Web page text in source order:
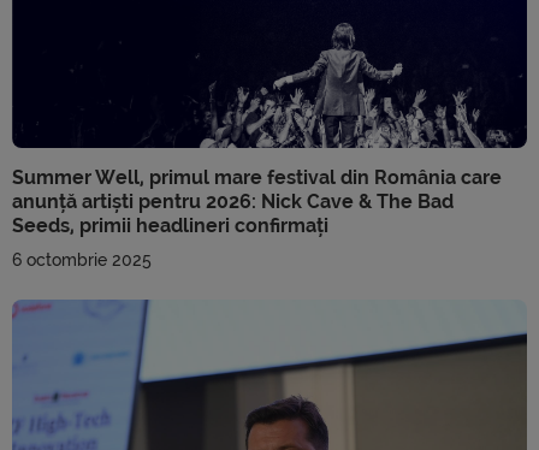
Summer Well, primul mare festival din România care
anunță artiști pentru 2026: Nick Cave & The Bad
Seeds, primii headlineri confirmați
6 octombrie 2025